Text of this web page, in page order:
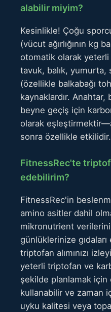
alabilir miyim?
Kesinlikle! Çoğu
(vücut ağırlığının kg
otomatik olarak
tavuk, balık,
(özellikle balkabağı
kaynaklardır. Anahtar,
beyne geçiş için
olarak
sonra özellikle etkilidir.
FitnessRec'te
edebilirim?
FitnessRec'in
amino asitler dahil
mikronutrient
günlüklerinize
triptofan alımınızı
yeterli triptofan ve
şekilde planlamak için
kullanabilir ve zaman
uyku kalitesi veya